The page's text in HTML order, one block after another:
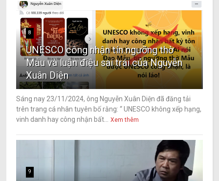
8
UNESCO công nhận tín ngưỡng thờ
Mẫu và luận điệu sai trái của Nguyễn
Xuân Diện
Sáng nay 23/11/2024, ông Nguyễn Xuân Diện đã đăng tải
trên trang cá nhân tuyên bố rằng: “ UNESCO không xếp hạng,
vinh danh hay công nhận bất...
Xem thêm
9